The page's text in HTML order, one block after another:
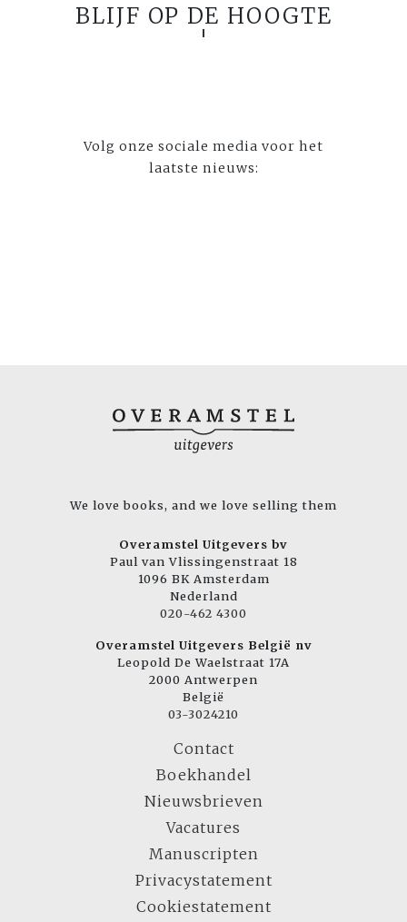
BLIJF OP DE HOOGTE
Volg onze sociale media voor het
laatste nieuws:
We love books, and we love selling them
Overamstel Uitgevers bv
Paul van Vlissingenstraat 18
1096 BK Amsterdam
Nederland
020-462 4300
Overamstel Uitgevers België nv
Leopold De Waelstraat 17A
2000 Antwerpen
België
03-3024210
Contact
Boekhandel
Nieuwsbrieven
Vacatures
Manuscripten
Privacystatement
Cookiestatement